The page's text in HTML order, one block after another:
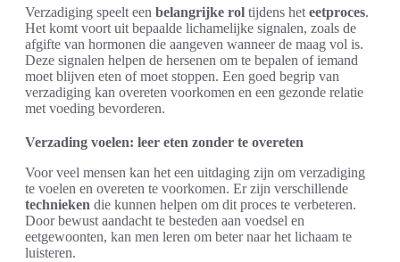
Verzadiging speelt een belangrijke rol tijdens het eetproces.
Het komt voort uit bepaalde lichamelijke signalen, zoals de
afgifte van hormonen die aangeven wanneer de maag vol is.
Deze signalen helpen de hersenen om te bepalen of iemand
moet blijven eten of moet stoppen. Een goed begrip van
verzadiging kan overeten voorkomen en een gezonde relatie
met voeding bevorderen.
Verzading voelen: leer eten zonder te overeten
Voor veel mensen kan het een uitdaging zijn om verzadiging
te voelen en overeten te voorkomen. Er zijn verschillende
technieken die kunnen helpen om dit proces te verbeteren.
Door bewust aandacht te besteden aan voedsel en
eetgewoonten, kan men leren om beter naar het lichaam te
luisteren.